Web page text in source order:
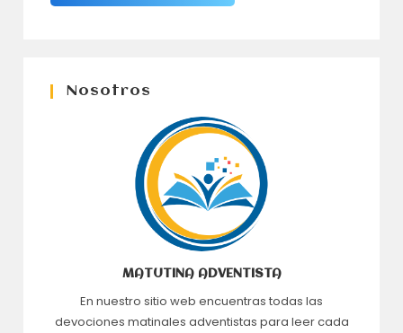
Nosotros
MATUTINA ADVENTISTA
En nuestro sitio web encuentras todas las
devociones matinales adventistas para leer cada